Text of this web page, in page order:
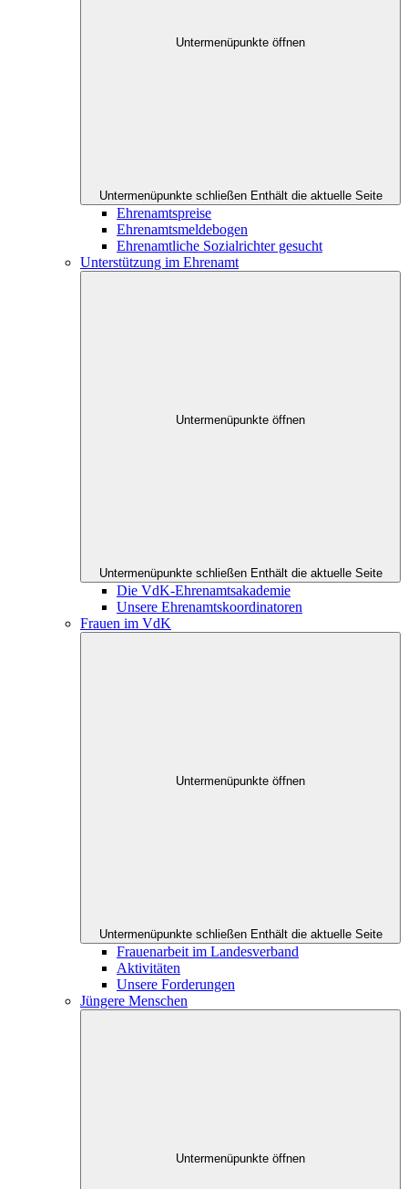
Untermenüpunkte öffnen
Untermenüpunkte schließen Enthält die aktuelle Seite
Ehrenamtspreise
Ehrenamtsmeldebogen
Ehrenamtliche Sozialrichter gesucht
Unterstützung im Ehrenamt
Untermenüpunkte öffnen
Untermenüpunkte schließen Enthält die aktuelle Seite
Die VdK-Ehrenamtsakademie
Unsere Ehrenamtskoordinatoren
Frauen im VdK
Untermenüpunkte öffnen
Untermenüpunkte schließen Enthält die aktuelle Seite
Frauenarbeit im Landesverband
Aktivitäten
Unsere Forderungen
Jüngere Menschen
Untermenüpunkte öffnen